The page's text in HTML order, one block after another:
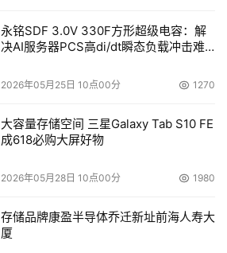
永铭SDF 3.0V 330F方形超级电容：解
决AI服务器PCS高di/dt瞬态负载冲击难
2026年05月25日 10点00分 1270
大容量存储空间 三星Galaxy Tab S10 FE
成618必购大屏好物
2026年05月28日 10点00分 1980
存储品牌康盈半导体乔迁新址前海人寿大
厦